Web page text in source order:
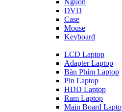
Nguồn
DVD
Case
Mouse
Keyboard
LCD Laptop
Adapter Laptop
Bàn Phím Laptop
Pin Laptop
HDD Laptop
Ram Laptop
Main Board